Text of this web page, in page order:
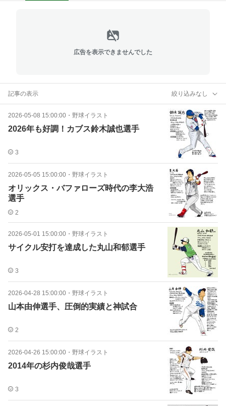
広告を表示できませんでした
記事の表示 絞り込みなし
2026-05-08 15:00:00 ・ 野球イラスト
2026年も好調！カブス鈴木誠也選手
3
2026-05-05 15:00:00 ・ 野球イラスト
オリックス・バファローズ時代の李大浩
選手
2
2026-05-01 15:00:00 ・ 野球イラスト
サイクル安打を達成した丸山和郁選手
3
2026-04-28 15:00:00 ・ 野球イラスト
山本由伸選手、圧倒的実績と神試合
2
2026-04-26 15:00:00 ・ 野球イラスト
2014年の杉内俊哉選手
3